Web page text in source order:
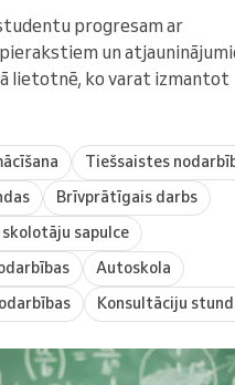
progresam ar
un
lietotnē, ko varat izmantot
Tiešsaistes
Brīvprātīgais darbs
skolotāju sapulce
Autoskola
Konsultāciju